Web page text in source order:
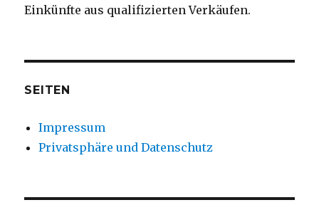
Einkünfte aus qualifizierten Verkäufen.
SEITEN
Impressum
Privatsphäre und Datenschutz